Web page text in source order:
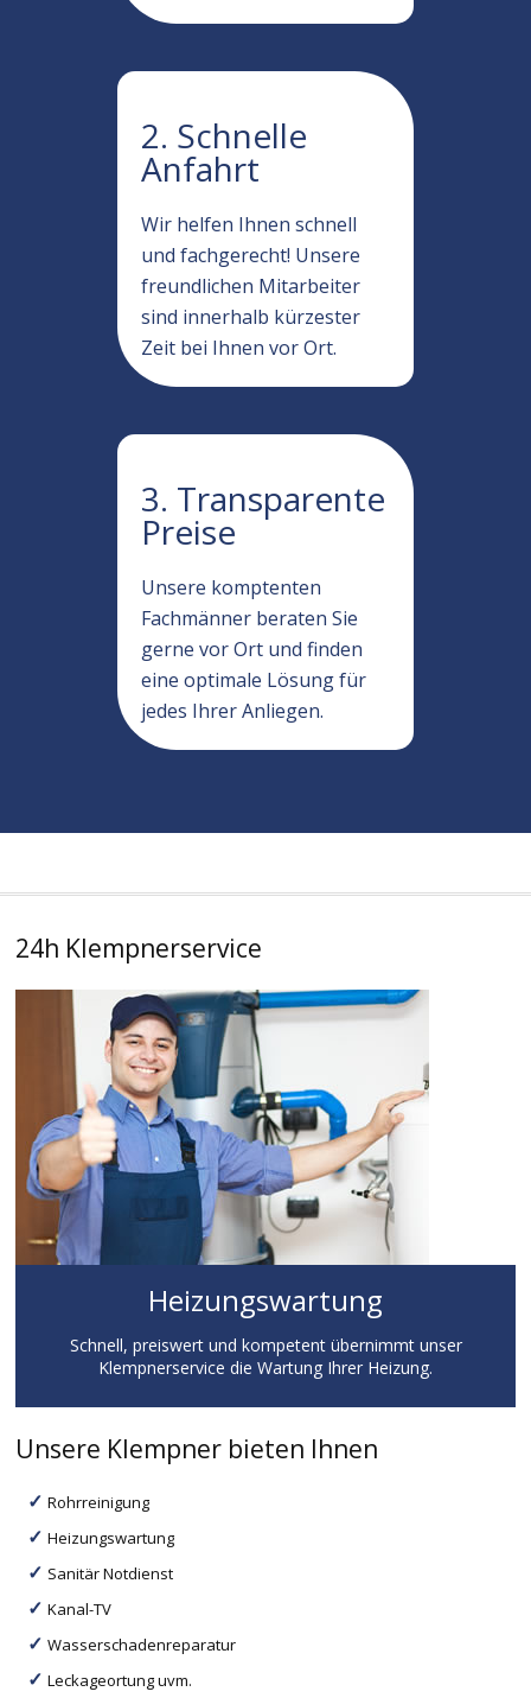
2. Schnelle
Anfahrt
Wir helfen Ihnen schnell
und fachgerecht! Unsere
freundlichen Mitarbeiter
sind innerhalb kürzester
Zeit bei Ihnen vor Ort.
3. Transparente
Preise
Unsere komptenten
Fachmänner beraten Sie
gerne vor Ort und finden
eine optimale Lösung für
jedes Ihrer Anliegen.
24h Klempnerservice
Heizungswartung
Schnell, preiswert und kompetent übernimmt unser
Klempnerservice die Wartung Ihrer Heizung.
Unsere Klempner bieten Ihnen
Rohrreinigung
Heizungswartung
Sanitär Notdienst
Kanal-TV
Wasserschadenreparatur
Leckageortung uvm.